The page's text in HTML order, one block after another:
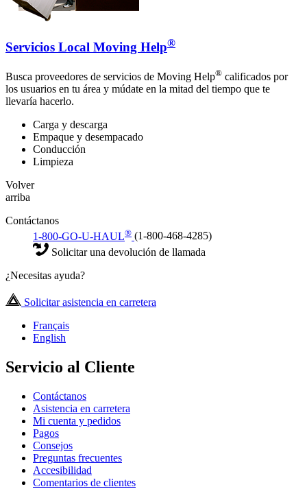
Servicios Local Moving Help®
Busca proveedores de servicios de Moving Help® calificados por
los usuarios en tu área y múdate en la mitad del tiempo que te
llevaría hacerlo.
Carga y descarga
Empaque y desempacado
Conducción
Limpieza
Volver
arriba
Contáctanos
1-800-GO-U-HAUL® (1-800-468-4285)
Solicitar una devolución de llamada
¿Necesitas ayuda?
Solicitar asistencia en carretera
Français
English
Servicio al Cliente
Contáctanos
Asistencia en carretera
Mi cuenta y pedidos
Pagos
Consejos
Preguntas frecuentes
Accesibilidad
Comentarios de clientes